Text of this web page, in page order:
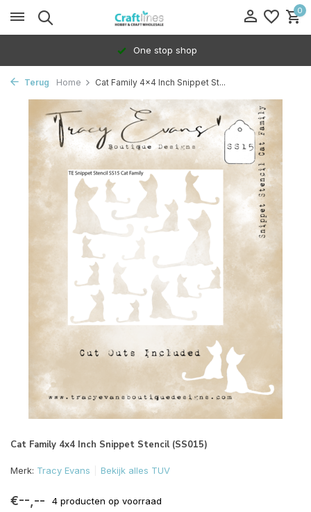
0
One stop shop
Terug Home Cat Family 4x4 Inch Snippet St...
Cat Family 4x4 Inch Snippet Stencil (SS015)
Merk: Tracy Evans Bekijk alles TUV
€--,-- 4 producten op voorraad